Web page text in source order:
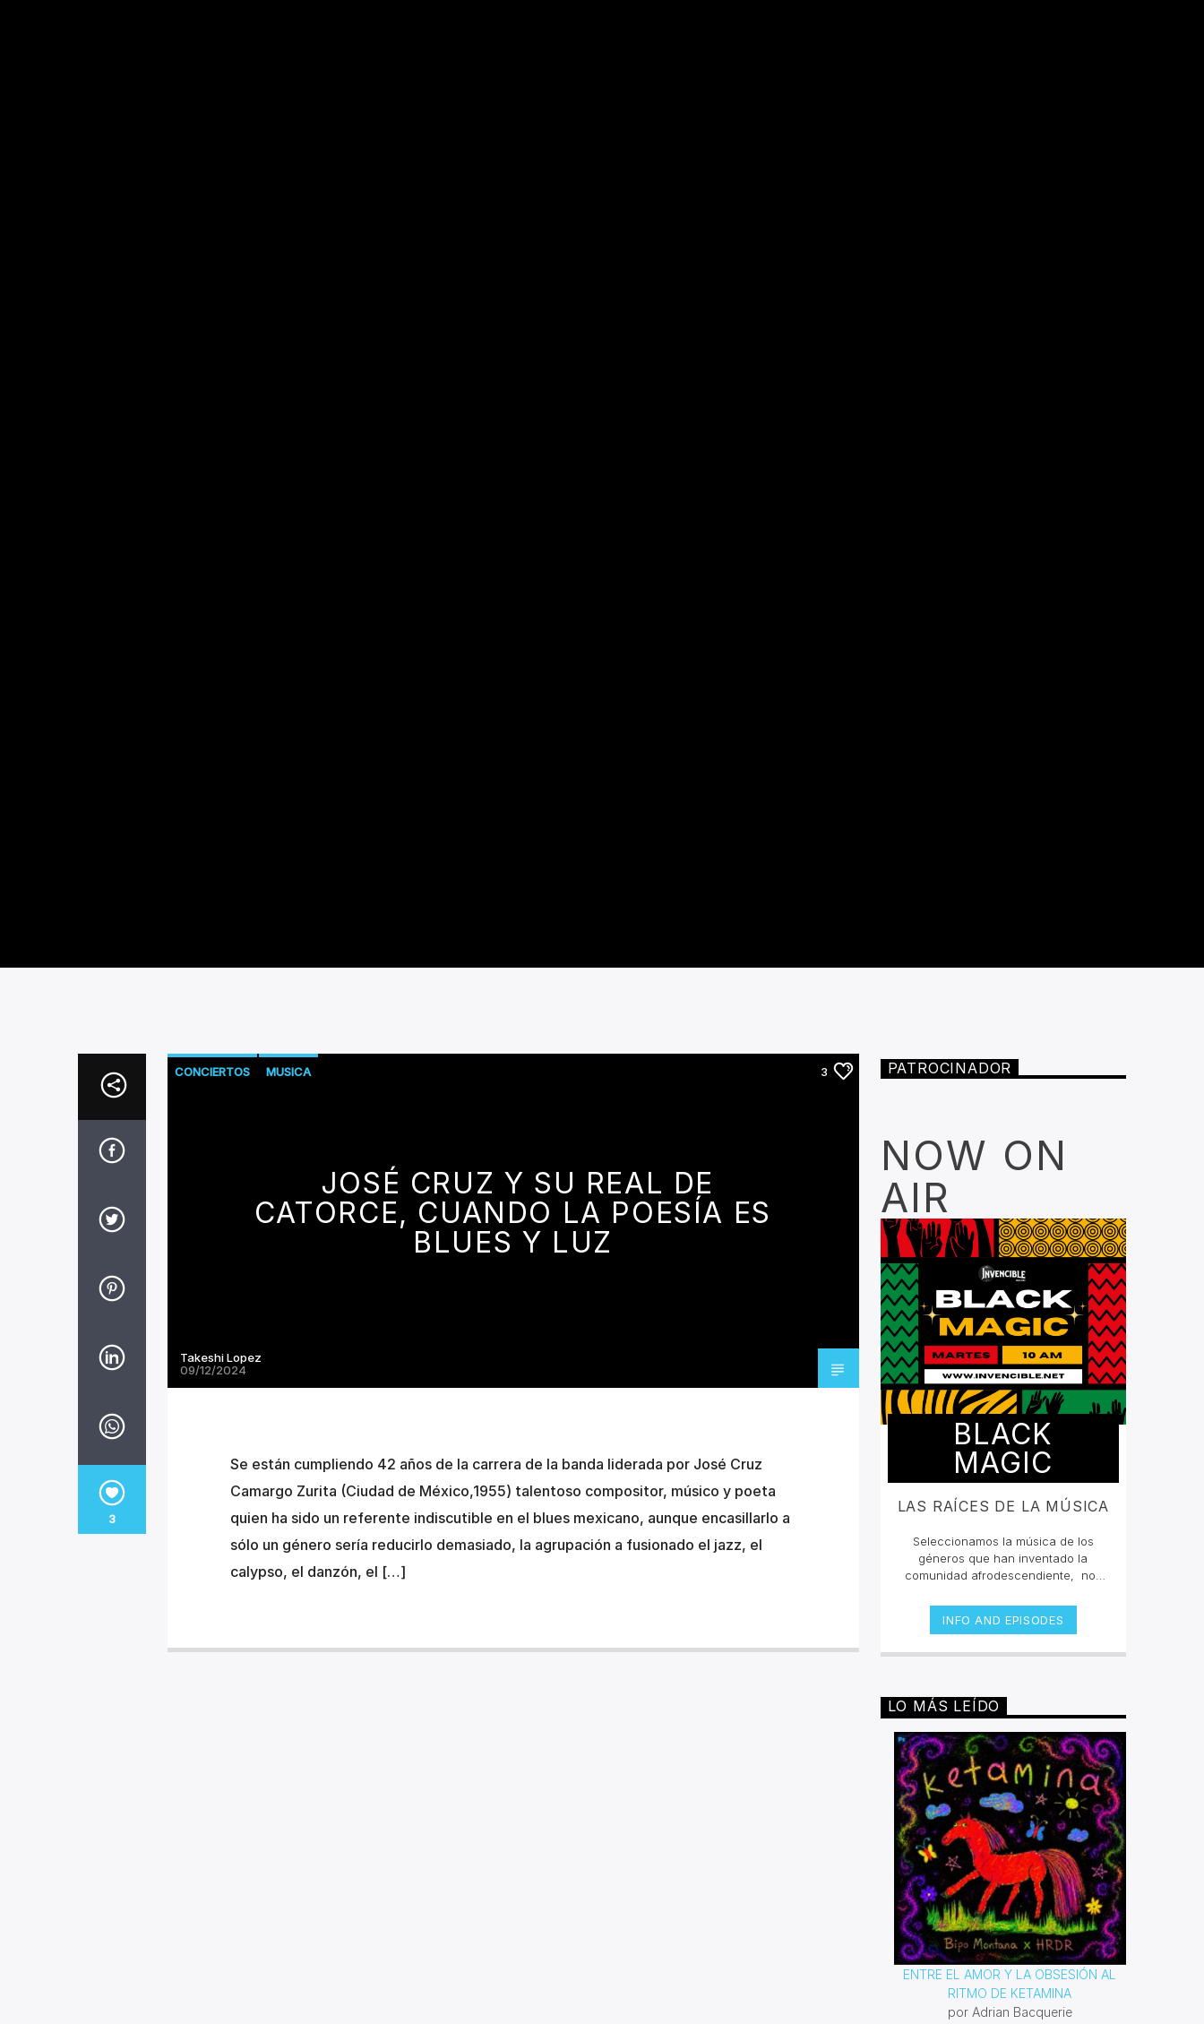
3
CONCIERTOS MUSICA 3
JOSÉ CRUZ Y SU REAL DE
CATORCE, CUANDO LA POESÍA ES
BLUES Y LUZ
Takeshi Lopez
09/12/2024
Se están cumpliendo 42 años de la carrera de la banda liderada por José Cruz
Camargo Zurita (Ciudad de México,1955) talentoso compositor, músico y poeta
quien ha sido un referente indiscutible en el blues mexicano, aunque encasillarlo a
sólo un género sería reducirlo demasiado, la agrupación a fusionado el jazz, el
calypso, el danzón, el […]
PATROCINADOR
NOW ON
AIR
BLACK
MAGIC
LAS RAÍCES DE LA MÚSICA
Seleccionamos la música de los
géneros que han inventado la
comunidad afrodescendiente, nos
grandes compositores en la historia
fueron negros, y bajo sus
desarrollando distintos géneros que
los malestares que atacaban a toda
persona de piel oscura. Desde el
poderosas armas para lucha contra
la segregación y el racismo. Con
este espacio queremos reivindicar
todas las composiciones que esta
comunidad ha dejado para la
posteridad.
INFO AND EPISODES
LO MÁS LEÍDO
ENTRE EL AMOR Y LA OBSESIÓN AL
RITMO DE KETAMINA
por Adrian Bacquerie